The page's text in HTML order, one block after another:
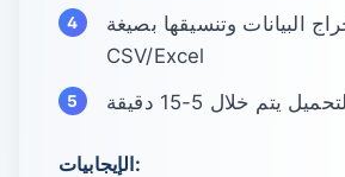
البيانات وتنسيقها بصيغة
CSV/Excel
التحميل يتم خلال 5-15 دقيقة
الإيجابيات: